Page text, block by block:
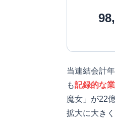
当連結会計
も記録的な
魔女」が22
拡大に大き